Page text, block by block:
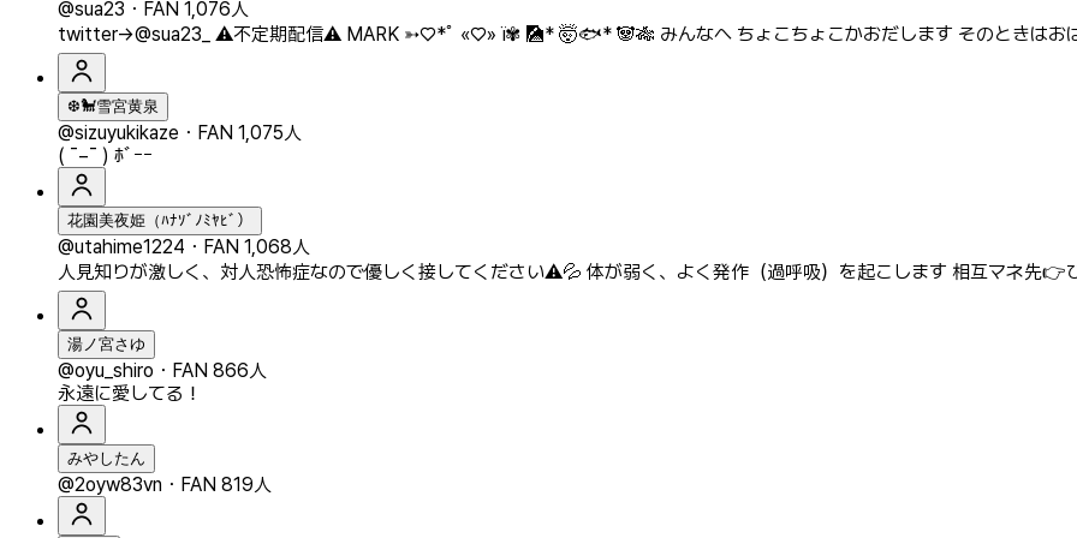
@sua23 ・ FAN 1,076人
twitter→@sua23_ ⚠️不定期配信⚠️ MARK ➳♡*ﾟ «♡» ï✾ 🎑* 🤯🐟* 🐼‪🎋‬ みんなへ ちょこちょこかおだします そのときはお
❆🐩雪宮黄泉
@sizuyukikaze ・ FAN 1,075人
( ¯−¯ ) ﾎﾞｰｰ
花園美夜姫（ﾊﾅｿﾞﾉﾐﾔﾋﾞ）
@utahime1224 ・ FAN 1,068人
人見知りが激しく、対人恐怖症なので優しく接してください⚠️💦 体が弱く、よく発作（過呼吸）を起こします 相互マネ先👉
湯ノ宮さゆ
@oyu_shiro ・ FAN 866人
永遠に愛してる！
みやしたん
@2oyw83vn ・ FAN 819人